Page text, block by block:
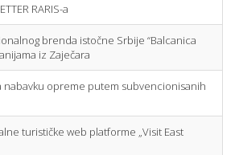
RARIS-a
brenda istočne Srbije “Balcanica
iz Zaječara
nabavku opreme putem subvencionisanih
turističke web platforme „Visit East